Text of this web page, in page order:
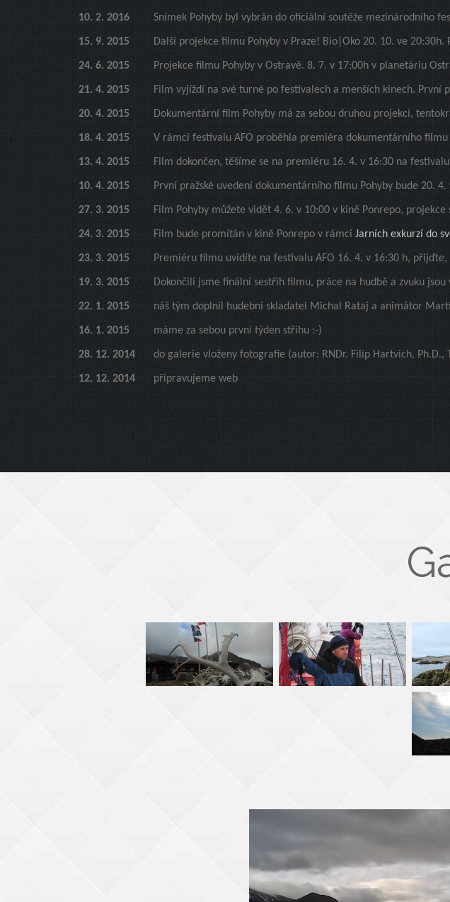
10. 2. 2016 Snímek Pohyby byl vybrán do oficiální soutěže mezinárodního
15. 9. 2015 Další projekce filmu Pohyby v Praze! Bio|Oko 20. 10. ve
24. 6. 2015 Projekce filmu Pohyby v Ostravě. 8. 7. v 17:00h v planetáriu
21. 4. 2015 Film vyjíždí na své turné po festivalech a menších kinech. První
20. 4. 2015 Dokumentární film Pohyby má za sebou druhou projekci,
18. 4. 2015 V rámci festivalu AFO proběhla premiéra dokumentárního
13. 4. 2015 Film dokončen, těšíme se na premiéru 16. 4. v 16:30 na festivalu
10. 4. 2015 První pražské uvedení dokumentárního filmu Pohyby bude 20.
27. 3. 2015 Film Pohyby můžete vidět 4. 6. v 10:00 v kině Ponrepo,
24. 3. 2015 Film bude promítán v kině Ponrepo v rámci Jarních exkurzí do
23. 3. 2015 Premiéru filmu uvidíte na festivalu AFO 16. 4. v 16:30 h, přijďte,
19. 3. 2015 Dokončili jsme finální sestřih filmu, práce na hudbě a zvuku
22. 1. 2015 náš tým doplnil hudební skladatel Michal Rataj a animátor
16. 1. 2015 máme za sebou první týden střihu :-)
28. 12. 2014 do galerie vloženy fotografie (autor: RNDr. Filip Hartvich, Ph.D.,
12. 12. 2014 připravujeme web